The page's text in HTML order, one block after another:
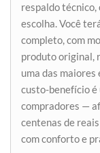
respaldo técnico,
escolha. Você
completo, com
produto original,
uma das
custo-benefício é
compradores —
centenas de
com conforto e